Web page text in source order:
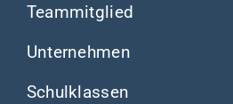
Teammitglied
Unternehmen
Schulklassen